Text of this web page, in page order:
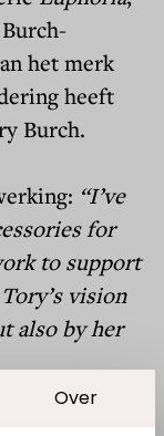
Over
het merk
heeft
Burch.
“I’ve
for
to support
vision
also by her